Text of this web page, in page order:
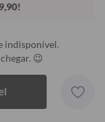
indisponível.
😉